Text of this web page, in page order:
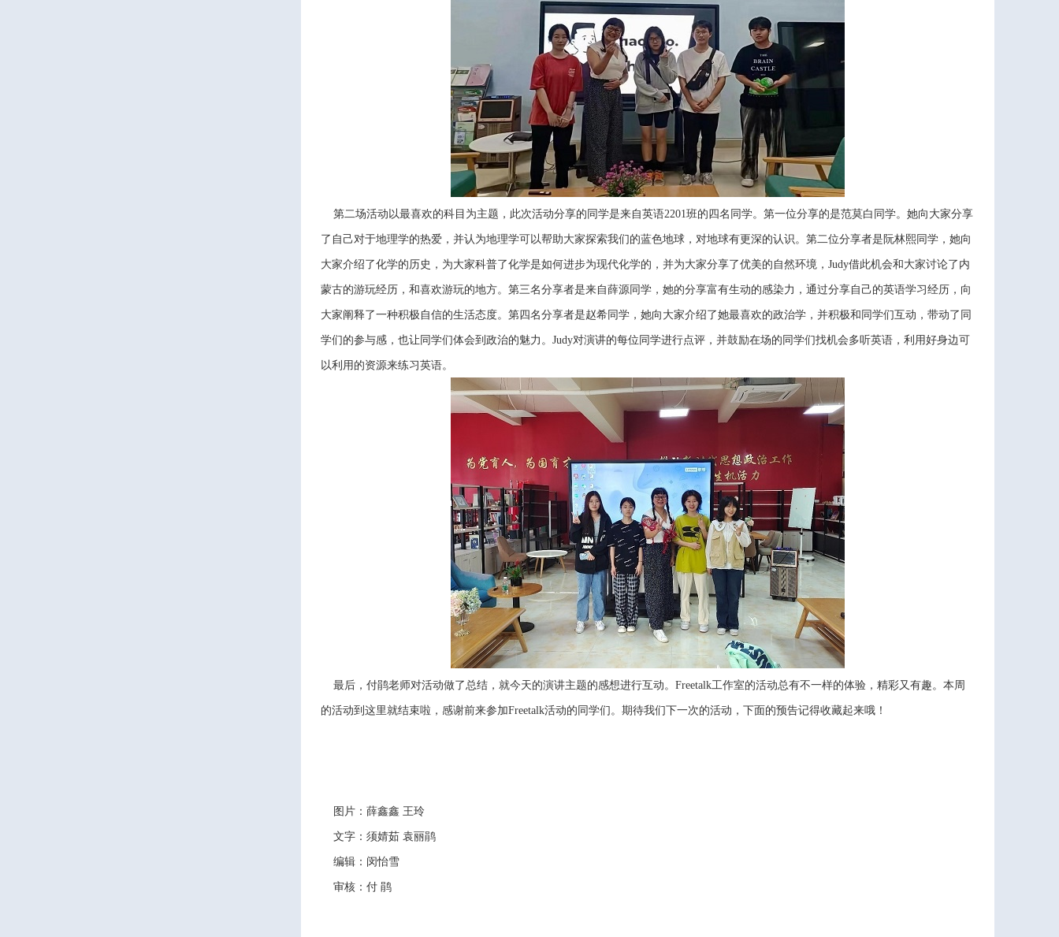
第二场活动以最喜欢的科目为主题，此次活动分享的同学是来自英语2201班的四名同学。第一位分享的是范莫白同学。她向大家分享
了自己对于地理学的热爱，并认为地理学可以帮助大家探索我们的蓝色地球，对地球有更深的认识。第二位分享者是阮林熙同学，她向
大家介绍了化学的历史，为大家科普了化学是如何进步为现代化学的，并为大家分享了优美的自然环境，Judy借此机会和大家讨论了内
蒙古的游玩经历，和喜欢游玩的地方。第三名分享者是来自薛源同学，她的分享富有生动的感染力，通过分享自己的英语学习经历，向
大家阐释了一种积极自信的生活态度。第四名分享者是赵希同学，她向大家介绍了她最喜欢的政治学，并积极和同学们互动，带动了同
学们的参与感，也让同学们体会到政治的魅力。Judy对演讲的每位同学进行点评，并鼓励在场的同学们找机会多听英语，利用好身边可
以利用的资源来练习英语。
最后，付鹃老师对活动做了总结，就今天的演讲主题的感想进行互动。Freetalk工作室的活动总有不一样的体验，精彩又有趣。本周
的活动到这里就结束啦，感谢前来参加Freetalk活动的同学们。期待我们下一次的活动，下面的预告记得收藏起来哦！
图片：薛鑫鑫 王玲
文字：须婧茹 袁丽鹃
编辑：闵怡雪
审核：付 鹃